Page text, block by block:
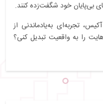
بی‌پایان خود شگفت‌زده کنند.
تجربه‌ای به‌یادماندنی از
را به واقعیت تبدیل کنی؟